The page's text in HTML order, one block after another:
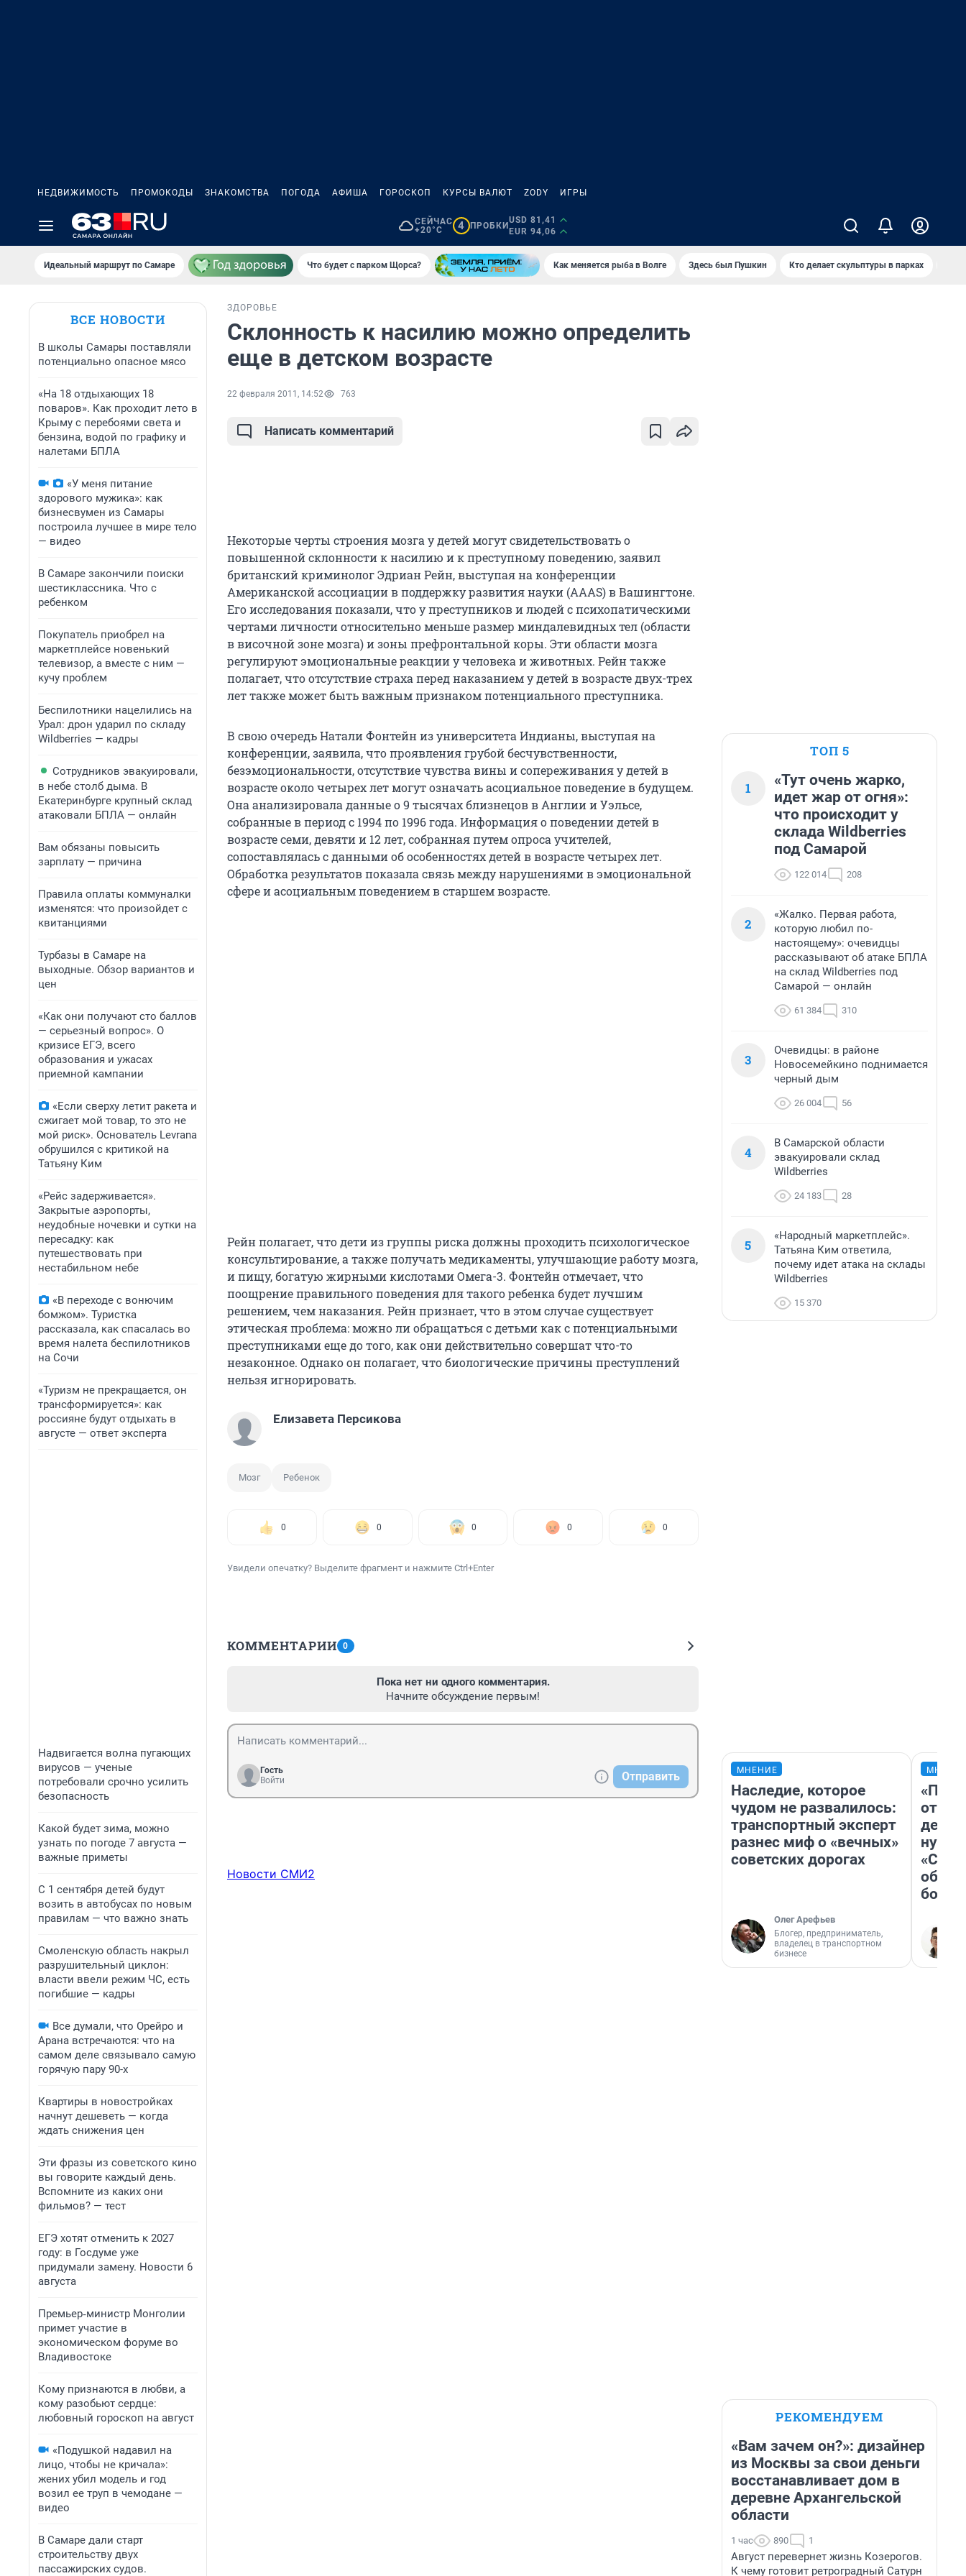
НЕДВИЖИМОСТЬ ПРОМОКОДЫ ЗНАКОМСТВА ПОГОДА АФИША ГОРОСКОП КУРСЫ ВАЛЮТ ZODY ИГРЫ
СЕЙЧАС
+20°C
4 ПРОБКИ
USD 81,41
EUR 94,06
Идеальный маршрут по Самаре Что будет с парком Щорса? Как меняется рыба в Волге Здесь был Пушкин Кто делает скульптуры в парках
ВСЕ НОВОСТИ
В школы Самары поставляли
потенциально опасное мясо
«На 18 отдыхающих 18
поваров». Как проходит лето в
Крыму с перебоями света и
бензина, водой по графику и
налетами БПЛА
«У меня питание
здорового мужика»: как
бизнесвумен из Самары
построила лучшее в мире тело
— видео
В Самаре закончили поиски
шестиклассника. Что с
ребенком
Покупатель приобрел на
маркетплейсе новенький
телевизор, а вместе с ним —
кучу проблем
Беспилотники нацелились на
Урал: дрон ударил по складу
Wildberries — кадры
Сотрудников эвакуировали,
в небе столб дыма. В
Екатеринбурге крупный склад
атаковали БПЛА — онлайн
Вам обязаны повысить
зарплату — причина
Правила оплаты коммуналки
изменятся: что произойдет с
квитанциями
Турбазы в Самаре на
выходные. Обзор вариантов и
цен
«Как они получают сто баллов
— серьезный вопрос». О
кризисе ЕГЭ, всего
образования и ужасах
приемной кампании
«Если сверху летит ракета и
сжигает мой товар, то это не
мой риск». Основатель Levrana
обрушился с критикой на
Татьяну Ким
«Рейс задерживается».
Закрытые аэропорты,
неудобные ночевки и сутки на
пересадку: как
путешествовать при
нестабильном небе
«В переходе с вонючим
бомжом». Туристка
рассказала, как спасалась во
время налета беспилотников
на Сочи
«Туризм не прекращается, он
трансформируется»: как
россияне будут отдыхать в
августе — ответ эксперта
Надвигается волна пугающих
вирусов — ученые
потребовали срочно усилить
безопасность
Какой будет зима, можно
узнать по погоде 7 августа —
важные приметы
С 1 сентября детей будут
возить в автобусах по новым
правилам — что важно знать
Смоленскую область накрыл
разрушительный циклон:
власти ввели режим ЧС, есть
погибшие — кадры
Все думали, что Орейро и
Арана встречаются: что на
самом деле связывало самую
горячую пару 90-х
Квартиры в новостройках
начнут дешеветь — когда
ждать снижения цен
Эти фразы из советского кино
вы говорите каждый день.
Вспомните из каких они
фильмов? — тест
ЕГЭ хотят отменить к 2027
году: в Госдуме уже
придумали замену. Новости 6
августа
Премьер‑министр Монголии
примет участие в
экономическом форуме во
Владивостоке
Кому признаются в любви, а
кому разобьют сердце:
любовный гороскоп на август
«Подушкой надавил на
лицо, чтобы не кричала»:
жених убил модель и год
возил ее труп в чемодане —
видео
В Самаре дали старт
строительству двух
пассажирских судов.
ЗДОРОВЬЕ
Склонность к насилию можно определить
еще в детском возрасте
22 февраля 2011, 14:52 763
Написать комментарий
Некоторые черты строения мозга у детей могут свидетельствовать о
повышенной склонности к насилию и к преступному поведению, заявил
британский криминолог Эдриан Рейн, выступая на конференции
Американской ассоциации в поддержку развития науки (AAAS) в Вашингтоне.
Его исследования показали, что у преступников и людей с психопатическими
чертами личности относительно меньше размер миндалевидных тел (области
в височной зоне мозга) и зоны префронтальной коры. Эти области мозга
регулируют эмоциональные реакции у человека и животных. Рейн также
полагает, что отсутствие страха перед наказанием у детей в возрасте двух-трех
лет также может быть важным признаком потенциального преступника.
В свою очередь Натали Фонтейн из университета Индианы, выступая на
конференции, заявила, что проявления грубой бесчувственности,
безэмоциональности, отсутствие чувства вины и сопереживания у детей в
возрасте около четырех лет могут означать асоциальное поведение в будущем.
Она анализировала данные о 9 тысячах близнецов в Англии и Уэльсе,
собранные в период с 1994 по 1996 года. Информация о поведении детей в
возрасте семи, девяти и 12 лет, собранная путем опроса учителей,
сопоставлялась с данными об особенностях детей в возрасте четырех лет.
Обработка результатов показала связь между нарушениями в эмоциональной
сфере и асоциальным поведением в старшем возрасте.
Рейн полагает, что дети из группы риска должны проходить психологическое
консультирование, а также получать медикаменты, улучшающие работу мозга,
и пищу, богатую жирными кислотами Омега-3. Фонтейн отмечает, что
поощрение правильного поведения для такого ребенка будет лучшим
решением, чем наказания. Рейн признает, что в этом случае существует
этическая проблема: можно ли обращаться с детьми как с потенциальными
преступниками еще до того, как они действительно совершат что-то
незаконное. Однако он полагает, что биологические причины преступлений
нельзя игнорировать.
Елизавета Персикова
Мозг Ребенок
0 0 0 0 0
Увидели опечатку? Выделите фрагмент и нажмите Ctrl+Enter
КОММЕНТАРИИ 0
Пока нет ни одного комментария.
Начните обсуждение первым!
Гость
Войти
Отправить
Новости СМИ2
ТОП 5
1
«Тут очень жарко,
идет жар от огня»:
что происходит у
склада Wildberries
под Самарой
122 014 208
2
«Жалко. Первая работа,
которую любил по-
настоящему»: очевидцы
рассказывают об атаке БПЛА
на склад Wildberries под
Самарой — онлайн
61 384 310
3
Очевидцы: в районе
Новосемейкино поднимается
черный дым
26 004 56
4
В Самарской области
эвакуировали склад
Wildberries
24 183 28
5
«Народный маркетплейс».
Татьяна Ким ответила,
почему идет атака на склады
Wildberries
15 370
МНЕНИЕ
Наследие, которое
чудом не развалилось:
транспортный эксперт
разнес миф о «вечных»
советских дорогах
Олег Арефьев
Блогер, предприниматель,
владелец в транспортном
бизнесе
РЕКОМЕНДУЕМ
«Вам зачем он?»: дизайнер
из Москвы за свои деньги
восстанавливает дом в
деревне Архангельской
области
1 час 890 1
Август перевернет жизнь Козерогов.
К чему готовит ретроградный Сатурн